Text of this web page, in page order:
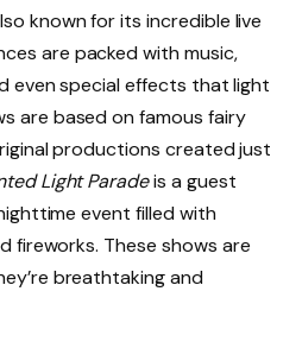
known for its incredible live
are packed with music,
even special effects that light
are based on famous fairy
productions created just
Light Paradeis a guest
event filled with
fireworks. These shows are
breathtaking and